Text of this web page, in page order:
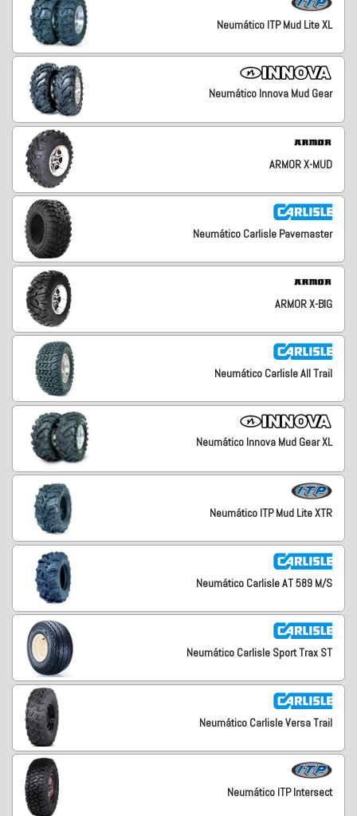
Neumático ITP Mud Lite XL
Neumático Innova Mud Gear
ARMOR X-MUD
Neumático Carlisle Pavemaster
ARMOR X-BIG
Neumático Carlisle All Trail
Neumático Innova Mud Gear XL
Neumático ITP Mud Lite XTR
Neumático Carlisle AT 589 M/S
Neumático Carlisle Sport Trax ST
Neumático Carlisle Versa Trail
Neumático ITP Intersect